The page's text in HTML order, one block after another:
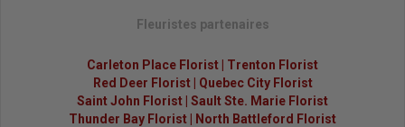
Fleuristes partenaires
Carleton Place Florist
Trenton Florist
Red Deer Florist| Quebec City Florist
Saint John Florist Sault Ste. Marie Florist
Thunder Bay Florist
North Battleford Florist